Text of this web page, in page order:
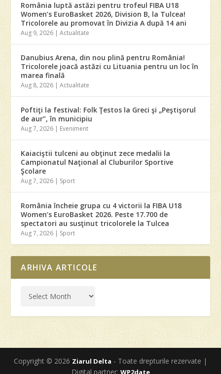
România luptă astăzi pentru trofeul FIBA U18
Women’s EuroBasket 2026, Division B, la Tulcea!
Tricolorele au promovat în Divizia A după 14 ani
Aug 9, 2026 |Actualitate
Danubius Arena, din nou plină pentru România!
Tricolorele joacă astăzi cu Lituania pentru un loc în
marea finală
Aug 8, 2026 |Actualitate
Poftiţi la festival: Folk Ţestos la Greci şi „Peştişorul
de aur”, în municipiu
Aug 7, 2026 | Eveniment
Kaiaciştii tulceni au obţinut zece medalii la
Campionatul Naţional al Cluburilor Sportive
Şcolare
Aug 7, 2026 | Sport
România încheie grupa cu 4 victorii la FIBA U18
Women’s EuroBasket 2026. Peste 17.700 de
spectatori au susţinut tricolorele la Tulcea
Aug 7, 2026 | Sport
ARHIVA ARTICOLE
Copyright © 2026 Ziarul Delta - Toate drepturile rezervate |
Digital partner: WP2date